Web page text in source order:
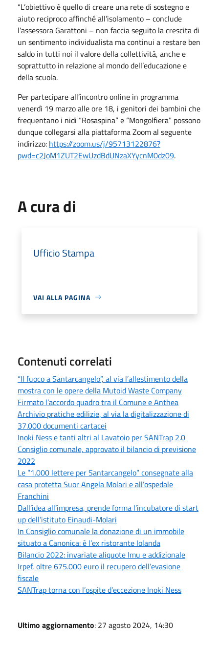
“L’obiettivo è quello di creare una rete di sostegno e
aiuto reciproco affinché all’isolamento – conclude
l’assessora Garattoni – non faccia seguito la crescita di
un sentimento individualista ma continui a restare ben
saldo in tutti noi il valore della collettività, anche e
soprattutto in relazione al mondo dell’educazione e
della scuola.
Per partecipare all’incontro online in programma
venerdì 19 marzo alle ore 18, i genitori dei bambini che
frequentano i nidi “Rosaspina” e “Mongolfiera” possono
dunque collegarsi alla piattaforma Zoom al seguente
indirizzo: https://zoom.us/j/95713122876?
pwd=c2JoM1ZUT2EwUzdBdUNzaXYycnM0dz09.
A cura di
Ufficio Stampa
VAI ALLA PAGINA
Contenuti correlati
“Il fuoco a Santarcangelo”, al via l’allestimento della
mostra con le opere della Mutoid Waste Company
Firmato l’accordo quadro tra il Comune e Anthea
Archivio pratiche edilizie, al via la digitalizzazione di
37.000 documenti cartacei
Inoki Ness e tanti altri al Lavatoio per SANTrap 2.0
Consiglio comunale, approvato il bilancio di previsione
2022
Le “1.000 lettere per Santarcangelo” consegnate alla
casa protetta Suor Angela Molari e all’ospedale
Franchini
Dall’idea all’impresa, prende forma l’incubatore di start
up dell’istituto Einaudi-Molari
In Consiglio comunale la donazione di un immobile
situato a Canonica: è l’ex ristorante Iolanda
Bilancio 2022: invariate aliquote Imu e addizionale
Irpef, oltre 675.000 euro il recupero dell’evasione
fiscale
SANTrap torna con l’ospite d’eccezione Inoki Ness
Ultimo aggiornamento: 27 agosto 2024, 14:30